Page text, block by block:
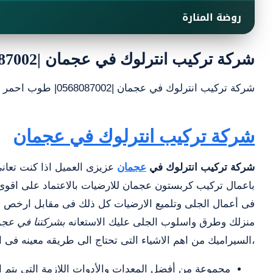
روضة المنارة
شركة تركيب انترلوك في عجمان |0568087002| طوب احمر
شركة تركيب انترلوك في عجمان |0568087002| طوب احمر افضل شركة تركيب بلاط انترلوك المتداخل وهو من البلاط المتطور التي يتم تصميمه في عجمان
شركة تركيب انترلوك في عجمان
شركة تركيب انترلوك في عجمان عزيزى العميل اذا كنت
باعمال تركيب كربستون عجمان للارضيات بالاعتماد على
فى أعمال الجلى وتلميع الارضيات كل ذلك فى مقابل ارخص
منزلك وطرق واسلوب الجلى عليك الاستعانه بشركتنا في
،السيراميك من اهم الاشياء التى تحتاج الى طريقه معينه فى
مجموعة من أفضل المعدات والأدوات اللازمة التي يتم